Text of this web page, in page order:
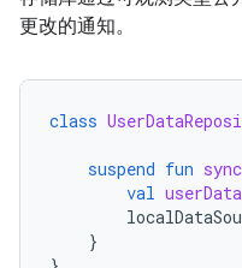
更改的通知。
class
suspend fun
val userData
}